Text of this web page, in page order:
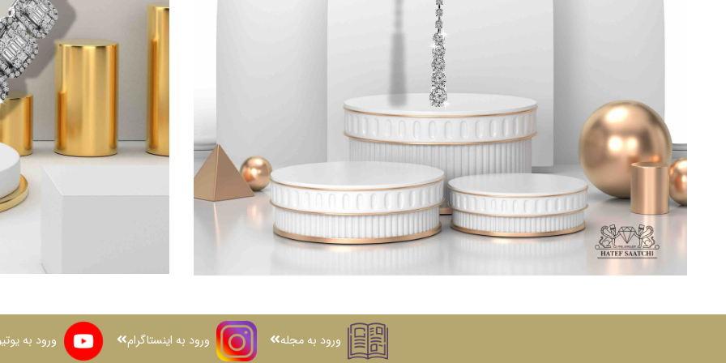
ورود به مجله ورود به اینستاگرام ورود به